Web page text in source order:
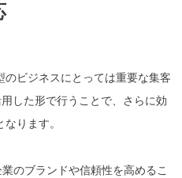
のビジネスにとっては重要な集客
した形で行うことで、さらに効
ります。
のブランドや信頼性を高めるこ